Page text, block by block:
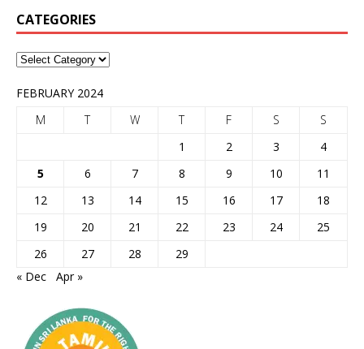
CATEGORIES
FEBRUARY 2024
M
T W T F S
S
1
2 3
4
5
6 7 8 9 10
11
12
13 14 15 16 17
18
19
20 21 22 23 24
25
26
27 28
29
« Dec
Apr »